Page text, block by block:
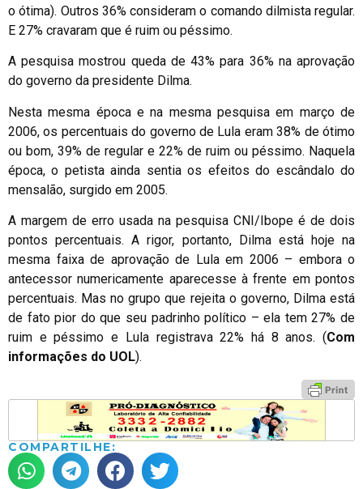
o ótima). Outros 36% consideram o comando dilmista regular.
E 27% cravaram que é ruim ou péssimo.
A pesquisa mostrou queda de 43% para 36% na aprovação
do governo da presidente Dilma.
Nesta mesma época e na mesma pesquisa em março de
2006, os percentuais do governo de Lula eram 38% de ótimo
ou bom, 39% de regular e 22% de ruim ou péssimo. Naquela
época, o petista ainda sentia os efeitos do escândalo do
mensalão, surgido em 2005.
A margem de erro usada na pesquisa CNI/Ibope é de dois
pontos percentuais. A rigor, portanto, Dilma está hoje na
mesma faixa de aprovação de Lula em 2006 – embora o
antecessor numericamente aparecesse à frente em pontos
percentuais. Mas no grupo que rejeita o governo, Dilma está
de fato pior do que seu padrinho político – ela tem 27% de
ruim e péssimo e Lula registrava 22% há 8 anos. (Com
informações do UOL).
COMPARTILHE: